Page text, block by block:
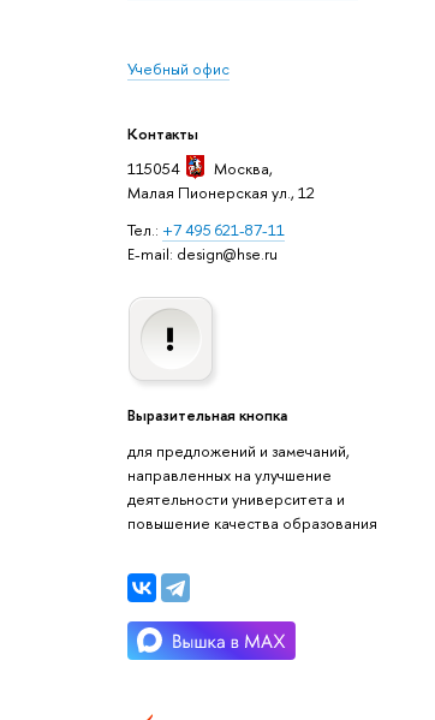
Учебный офис
Контакты
115054
Москва,
Малая Пионерская ул., 12
Тел.: +7 495 621-87-11
E-mail: design@hse.ru
Выразительная кнопка
для предложений и замечаний,
направленных на улучшение
деятельности университета и
повышение качества образования